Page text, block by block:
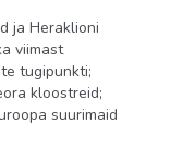
ja Heraklioni
viimast
tugipunkti;
kloostreid;
suurimaid